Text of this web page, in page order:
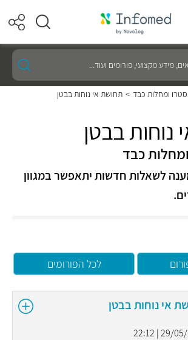
ומחלות כבד > תחושת אי נוחות בבטן
נוחות בבטן
כבד
לשאלות חדשות יתאפשר במגוון
לכל הפורומים
אי נוחות בבטן
29/05/